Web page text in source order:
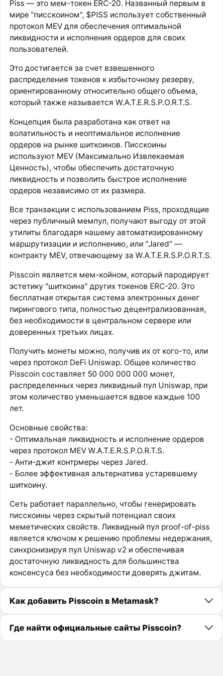
Piss — это мем-токен ERC-20. Названный первым в
мире "писскоином", $PISS использует собственный
протокол MEV для обеспечения оптимальной
ликвидности и исполнения ордеров для своих
пользователей.
Это достигается за счет взвешенного
распределения токенов к избыточному резерву,
ориентированному относительно общего объема,
который также называется W.A.T.E.R.S.P.O.R.T.S.
Концепция была разработана как ответ на
волатильность и неоптимальное исполнение
ордеров на рынке шиткоинов. Писскоины
используют MEV (Максимально Извлекаемая
Ценность), чтобы обеспечить достаточную
ликвидность и позволить быстрое исполнение
ордеров независимо от их размера.
Все транзакции с использованием Piss, проходящие
через публичный мемпул, получают выгоду от этой
утилиты благодаря нашему автоматизированному
маршрутизации и исполнению, или "Jared" —
контракту MEV, отвечающему за W.A.T.E.R.S.P.O.R.T.S.
Pisscoin является мем-койном, который пародирует
эстетику "шиткоина" других токенов ERC-20. Это
бесплатная открытая система электронных денег
пирингового типа, полностью децентрализованная,
без необходимости в центральном сервере или
доверенных третьих лицах.
Получить монеты можно, получив их от кого-то, или
через протокол DeFi Uniswap. Общее количество
Pisscoin составляет 50 000 000 000 монет,
распределенных через ликвидный пул Uniswap, при
этом количество уменьшается вдвое каждые 100
лет.
Основные свойства:
- Оптимальная ликвидность и исполнение ордеров
через протокол MEV W.A.T.E.R.S.P.O.R.T.S.
- Анти-джит контрмеры через Jared.
- Более эффективная альтернатива устаревшему
шиткоину.
Сеть работает параллельно, чтобы генерировать
писскоины через скрытый потенциал своих
меметических свойств. Ликвидный пул proof-of-piss
является ключом к решению проблемы недержания,
синхронизируя пул Uniswap v2 и обеспечивая
достаточную ликвидность для большинства
консенсуса без необходимости доверять джитам.
Как добавить Pisscoin в Metamask?
Где найти официальные сайты Pisscoin?